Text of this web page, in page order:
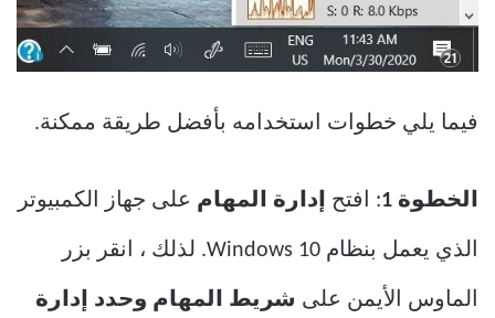
فيما يلي خطوات استخدامه بأفضل طريقة ممكنة.
الخطوة 1: افتح إدارة المهام على جهاز الكمبيوتر
الذي يعمل بنظام Windows 10. لذلك ، انقر بزر
الماوس الأيمن على شريط المهام وحدد إدارة